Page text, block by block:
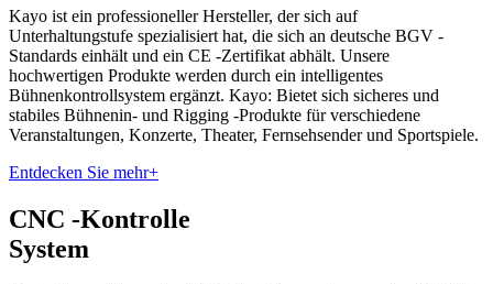
Kayo ist ein professioneller Hersteller, der sich auf
Unterhaltungstufe spezialisiert hat, die sich an deutsche BGV -
Standards einhält und ein CE -Zertifikat abhält. Unsere
hochwertigen Produkte werden durch ein intelligentes
Bühnenkontrollsystem ergänzt. Kayo: Bietet sich sicheres und
stabiles Bühnenin- und Rigging -Produkte für verschiedene
Veranstaltungen, Konzerte, Theater, Fernsehsender und Sportspiele.
Entdecken Sie mehr+
CNC -Kontrolle
System